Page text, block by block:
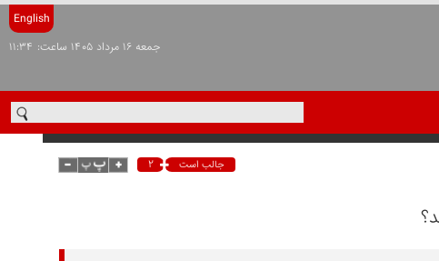
English
جمعه ۱۶ مرداد ۱۴۰۵ ساعت: ۱۱:۳۴
جالب است ۲